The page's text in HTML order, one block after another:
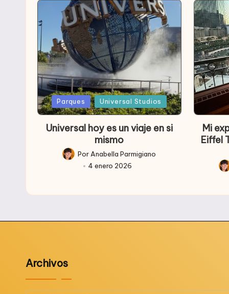
Publicada
en
Parques Universal Studios
Universal hoy es un viaje en si
mismo
Publicado
Por Anabella Parmigiano
4 enero 2026
en
Mi
Eiffel
Archivos